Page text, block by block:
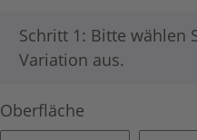
x
Schritt 1: Bitte wählen
Variation aus.
Oberfläche